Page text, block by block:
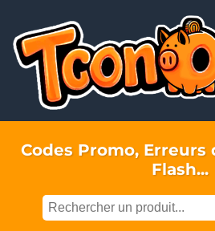
Codes Promo, Erreurs
Flash...